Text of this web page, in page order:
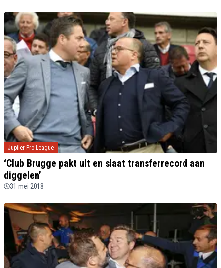
Jupiler Pro League
‘Club Brugge pakt uit en slaat transferrecord aan
diggelen’
31 mei 2018